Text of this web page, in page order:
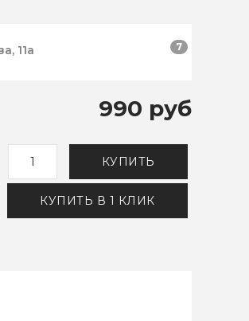
11а 7
990 руб
КУПИТЬ
КУПИТЬ В 1 КЛИК